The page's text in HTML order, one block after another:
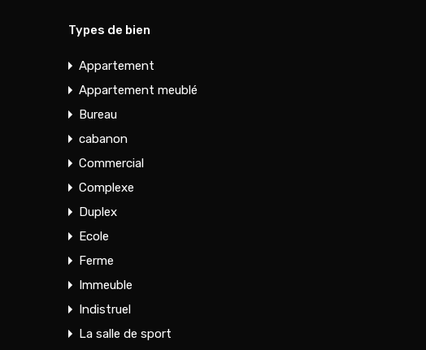
Types de bien
Appartement
Appartement meublé
Bureau
cabanon
Commercial
Complexe
Duplex
Ecole
Ferme
Immeuble
Indistruel
La salle de sport